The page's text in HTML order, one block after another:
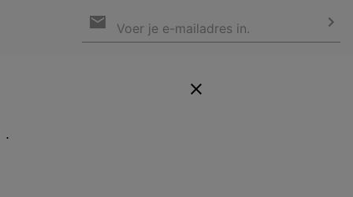
voor
je op de hoogte van nieuwe collecties, aanbiedingen en
Privacyverklaring